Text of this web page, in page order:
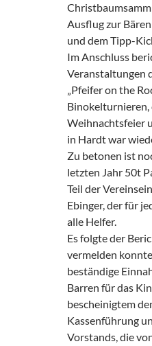
Ausflug zur
und dem Tipp-
Im Anschluss
Veranstaltungen
„Pfeifer on the
Binokelturnieren,
Weihnachtsfeier
in Hardt war
Zu betonen ist
letzten Jahr 50t
Teil der
Ebinger, der für
alle Helfer.
Es folgte der
vermelden
beständige
Barren für das
bescheinigtem
Kassenführung
Vorstands, die